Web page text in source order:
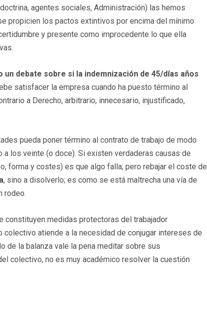
agentes sociales, Administración) las hemos
propicien los pactos extintivos por encima del mínimo
y presente como improcedente lo que ella
debate sobre si la indemnización de 45/días años
satisfacer la empresa cuando ha puesto término al
a Derecho, arbitrario, innecesario, injustificado,
pueda poner término al contrato de trabajo de modo
los veinte (o doce). Si existen verdaderas causas de
forma y costes) es que algo falla; pero rebajar el coste del
, sino a disolverlo; es como se está maltrecha una vía de
rodeo.
constituyen medidas protectoras del trabajador
atiende a la necesidad de conjugar intereses de
de la balanza vale la pena meditar sobre sus
colectivo, no es muy académico resolver la cuestión